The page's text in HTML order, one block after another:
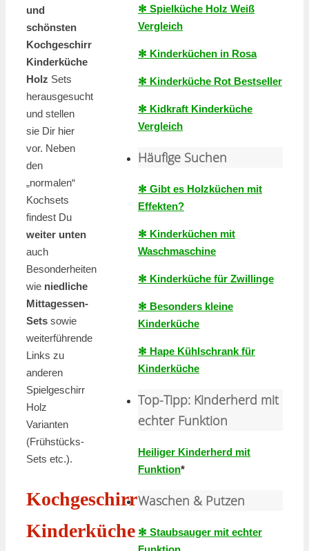
und
schönsten
Kochgeschirr
Kinderküche
Holz Sets
herausgesucht
und stellen
sie Dir hier
vor. Neben
den
„normalen“
Kochsets
findest Du
weiter unten
auch
Besonderheiten
wie niedliche
Mittagessen-
Sets sowie
weiterführende
Links zu
anderen
Spielgeschirr
Holz
Varianten
(Frühstücks-
Sets etc.).
Kochgeschirr
Kinderküche
✻ Spielküche Holz Weiß
Vergleich
✻ Kinderküchen in Rosa
✻ Kinderküche Rot Bestseller
✻ Kidkraft Kinderküche
Vergleich
Häufige Suchen
✻ Gibt es Holzküchen mit
Effekten?
✻ Kinderküchen mit
Waschmaschine
✻ Kinderküche für Zwillinge
✻ Besonders kleine
Kinderküche
✻ Hape Kühlschrank für
Kinderküche
Top-Tipp: Kinderherd mit
echter Funktion
Heiliger Kinderherd mit
Funktion*
Waschen & Putzen
✻ Staubsauger mit echter